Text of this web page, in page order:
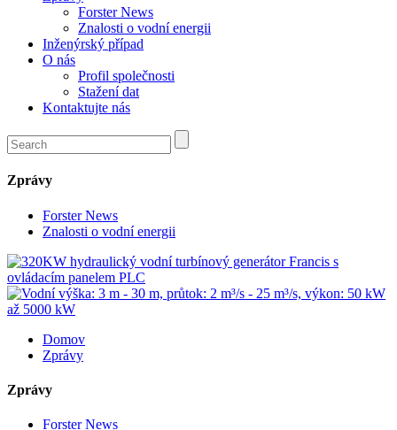
Forster News
Znalosti o vodní energii
Inženýrský případ
O nás
Profil společnosti
Stažení dat
Kontaktujte nás
Zprávy
Forster News
Znalosti o vodní energii
Domov
Zprávy
Zprávy
Forster News